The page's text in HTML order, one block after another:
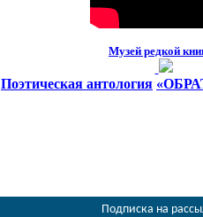
Музей редкой
Поэтическая антология
Подписка на